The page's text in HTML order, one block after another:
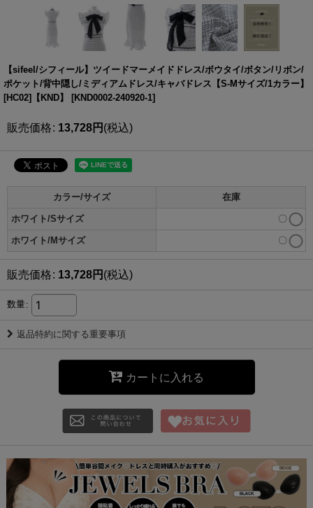
【sifeel/シフィール】ツイードマーメイドドレス/ボウタイ/ボタン/リボン/
ポケット/背中隠し/ミディアムドレス/キャバドレス【S-Mサイズ/1カラー】
[HC02]【KND】
[KND0002-240920-1]
販売価格: 13,728円 (税込)
カラー/サイズ 在庫
ホワイト/Sサイズ 〇
ホワイト/Mサイズ 〇
販売価格: 13,728円 (税込)
数量:
返品特約に関する重要事項
カートに入れる